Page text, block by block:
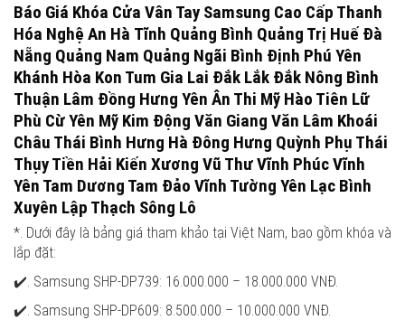
Báo Giá Khóa Cửa Vân Tay Samsung Cao Cấp Thanh
Hóa Nghệ An Hà Tĩnh Quảng Bình Quảng Trị Huế Đà
Nẵng Quảng Nam Quảng Ngãi Bình Định Phú Yên
Khánh Hòa Kon Tum Gia Lai Đắk Lắk Đắk Nông Bình
Thuận Lâm Đồng Hưng Yên Ân Thi Mỹ Hào Tiên Lữ
Phù Cừ Yên Mỹ Kim Động Văn Giang Văn Lâm Khoái
Châu Thái Bình Hưng Hà Đông Hưng Quỳnh Phụ Thái
Thụy Tiền Hải Kiến Xương Vũ Thư Vĩnh Phúc Vĩnh
Yên Tam Dương Tam Đảo Vĩnh Tường Yên Lạc Bình
Xuyên Lập Thạch Sông Lô
*. Dưới đây là bảng giá tham khảo tại Việt Nam, bao gồm khóa và
lắp đặt:
✔️. Samsung SHP-DP739: 16.000.000 – 18.000.000 VNĐ.
✔️. Samsung SHP-DP609: 8.500.000 – 10.000.000 VNĐ.